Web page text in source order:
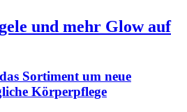
und mehr Glow auf
Sortiment um neue
Körperpflege